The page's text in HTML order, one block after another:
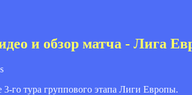
и обзор матча - Лига
го тура группового этапа Лиги Европы.